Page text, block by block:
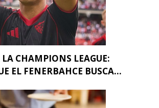
CHAMPIONS LEAGUE:
EL FENERBAHCE BUSCA...